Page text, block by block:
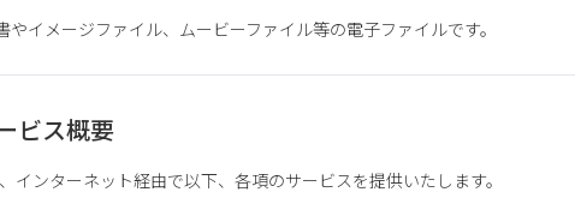
やイメージファイル、ムービーファイル等の電子ファイルです。
ビス概要
インターネット経由で以下、各項のサービスを提供いたします。